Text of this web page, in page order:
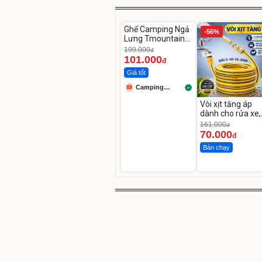
-49%
Ghế Camping Ngả
Lưng Tmountain
Gấp Gọn
199.000đ
101.000đ
Giá tốt
Camping
-56%
Vòi xịt tăng áp
dành cho rửa xe,
tưới cây
161.000đ
70.000đ
Bán chạy